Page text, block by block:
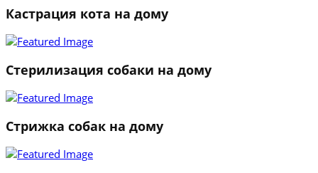
Кастрация кота на дому
Стерилизация собаки на дому
Стрижка собак на дому